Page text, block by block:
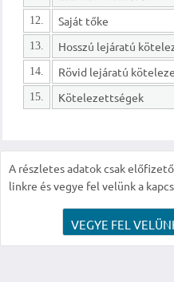
12. Saját tőke
13.
14. Rövid lejáratú
15. Kötelezettségek
A részletes adatok csak
linkre és vegye fel velünk a
VEGYE FEL